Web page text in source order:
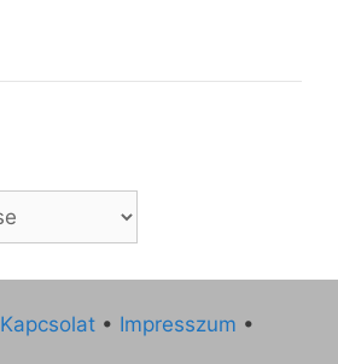
Kapcsolat • Impresszum •